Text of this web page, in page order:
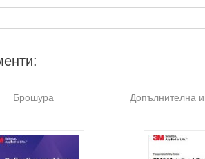
Брошура Допълнителна